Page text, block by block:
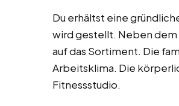
Du erhältst eine
wird gestellt. Neben
auf das Sortiment. Die
Arbeitsklima. Die
Fitnessstudio.